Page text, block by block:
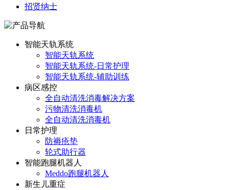
招贤纳士
智能天轨系统
智能天轨系统
智能天轨系统-日常护理
智能天轨系统-辅助训练
病区感控
全自动清洗消毒解决方案
污物清洗消毒机
全自动清洗消毒机
日常护理
防褥疮垫
轮式助行器
智能跑腿机器人
Meddo跑腿机器人
新生儿重症